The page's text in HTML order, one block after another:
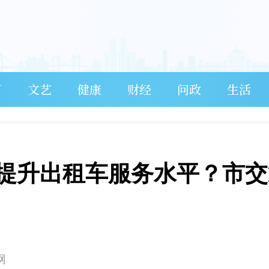
文艺 健康 财经 问政 生活
升出租车服务水平？市